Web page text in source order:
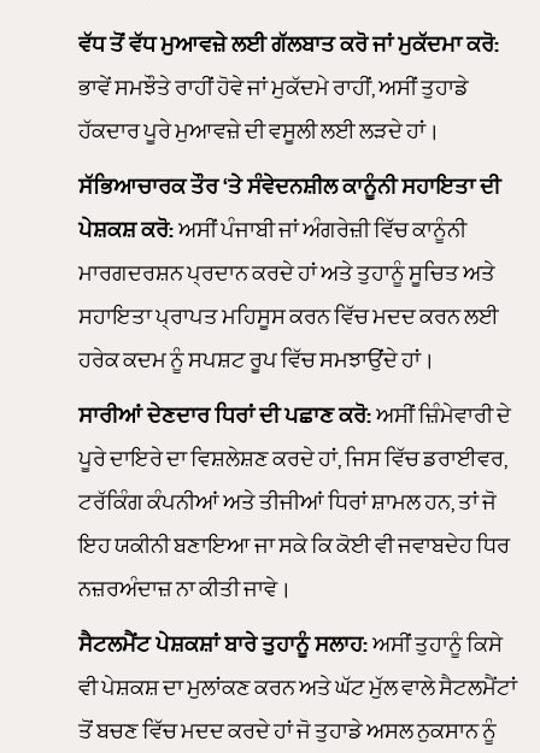
ਵੱਧ ਤੋਂ ਵੱਧ ਮੁਆਵਜ਼ੇ ਲਈ ਗੱਲਬਾਤ ਕਰੋ ਜਾਂ ਮੁਕੱਦਮਾ ਕਰੋ:
ਭਾਵੇਂ ਸਮਝੌਤੇ ਰਾਹੀਂ ਹੋਵੇ ਜਾਂ ਮੁਕੱਦਮੇ ਰਾਹੀਂ, ਅਸੀਂ ਤੁਹਾਡੇ
ਹੱਕਦਾਰ ਪੂਰੇ ਮੁਆਵਜ਼ੇ ਦੀ ਵਸੂਲੀ ਲਈ ਲੜਦੇ ਹਾਂ।
ਸੱਭਿਆਚਾਰਕ ਤੌਰ ‘ਤੇ ਸੰਵੇਦਨਸ਼ੀਲ ਕਾਨੂੰਨੀ ਸਹਾਇਤਾ ਦੀ
ਪੇਸ਼ਕਸ਼ ਕਰੋ: ਅਸੀਂ ਪੰਜਾਬੀ ਜਾਂ ਅੰਗਰੇਜ਼ੀ ਵਿੱਚ ਕਾਨੂੰਨੀ
ਮਾਰਗਦਰਸ਼ਨ ਪ੍ਰਦਾਨ ਕਰਦੇ ਹਾਂ ਅਤੇ ਤੁਹਾਨੂੰ ਸੂਚਿਤ ਅਤੇ
ਸਹਾਇਤਾ ਪ੍ਰਾਪਤ ਮਹਿਸੂਸ ਕਰਨ ਵਿੱਚ ਮਦਦ ਕਰਨ ਲਈ
ਹਰੇਕ ਕਦਮ ਨੂੰ ਸਪਸ਼ਟ ਰੂਪ ਵਿੱਚ ਸਮਝਾਉਂਦੇ ਹਾਂ।
ਸਾਰੀਆਂ ਦੇਣਦਾਰ ਧਿਰਾਂ ਦੀ ਪਛਾਣ ਕਰੋ: ਅਸੀਂ ਜ਼ਿੰਮੇਵਾਰੀ ਦੇ
ਪੂਰੇ ਦਾਇਰੇ ਦਾ ਵਿਸ਼ਲੇਸ਼ਣ ਕਰਦੇ ਹਾਂ, ਜਿਸ ਵਿੱਚ ਡਰਾਈਵਰ,
ਟਰੱਕਿੰਗ ਕੰਪਨੀਆਂ ਅਤੇ ਤੀਜੀਆਂ ਧਿਰਾਂ ਸ਼ਾਮਲ ਹਨ, ਤਾਂ ਜੋ
ਇਹ ਯਕੀਨੀ ਬਣਾਇਆ ਜਾ ਸਕੇ ਕਿ ਕੋਈ ਵੀ ਜਵਾਬਦੇਹ ਧਿਰ
ਨਜ਼ਰਅੰਦਾਜ਼ ਨਾ ਕੀਤੀ ਜਾਵੇ।
ਸੈਟਲਮੈਂਟ ਪੇਸ਼ਕਸ਼ਾਂ ਬਾਰੇ ਤੁਹਾਨੂੰ ਸਲਾਹ: ਅਸੀਂ ਤੁਹਾਨੂੰ ਕਿਸੇ
ਵੀ ਪੇਸ਼ਕਸ਼ ਦਾ ਮੁਲਾਂਕਣ ਕਰਨ ਅਤੇ ਘੱਟ ਮੁੱਲ ਵਾਲੇ ਸੈਟਲਮੈਂਟਾਂ
ਤੋਂ ਬਚਣ ਵਿੱਚ ਮਦਦ ਕਰਦੇ ਹਾਂ ਜੋ ਤੁਹਾਡੇ ਅਸਲ ਨੁਕਸਾਨ ਨੂੰ